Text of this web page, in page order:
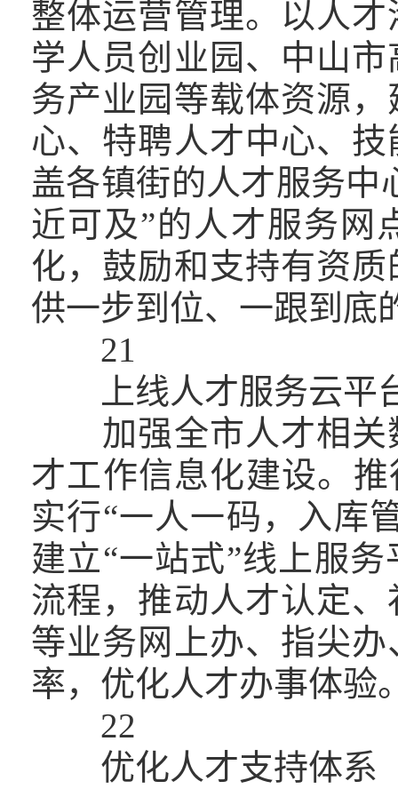
整体运营管理。以人
学人员创业园、中山
务产业园等载体资源
心、特聘人才中心、
盖各镇街的人才服务中
近可及”的人才服务网
化，鼓励和支持有资
供一步到位、一跟到底
21
上线人才服务云平
加强全市人才相关
才工作信息化建设。
实行“一人一码，入库
建立“一站式”线上服
流程，推动人才认定
等业务网上办、指尖
率，优化人才办事体验
22
优化人才支持体系